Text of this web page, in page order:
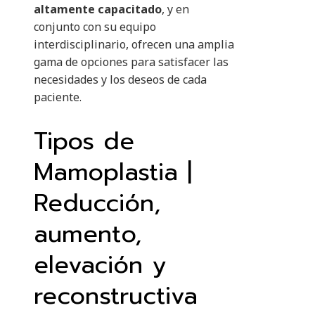
altamente capacitado, y en
conjunto con su equipo
interdisciplinario, ofrecen una amplia
gama de opciones para satisfacer las
necesidades y los deseos de cada
paciente.
Tipos de
Mamoplastia |
Reducción,
aumento,
elevación y
reconstructiva